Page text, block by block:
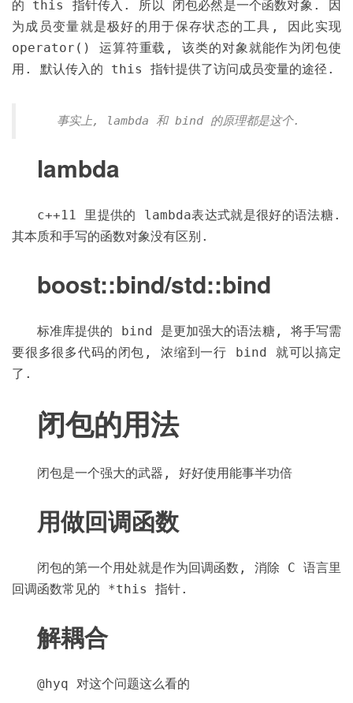
的 this 指针传入. 所以 闭包必然是一个函数对象. 因
为成员变量就是极好的用于保存状态的工具, 因此实现
operator() 运算符重载, 该类的对象就能作为闭包使
用. 默认传入的 this 指针提供了访问成员变量的途径.
事实上, lambda 和 bind 的原理都是这个.
lambda
c++11 里提供的 lambda表达式就是很好的语法糖.
其本质和手写的函数对象没有区别.
boost::bind/std::bind
标准库提供的 bind 是更加强大的语法糖, 将手写需
要很多很多代码的闭包, 浓缩到一行 bind 就可以搞定
了.
闭包的用法
闭包是一个强大的武器, 好好使用能事半功倍
用做回调函数
闭包的第一个用处就是作为回调函数, 消除 C 语言里
回调函数常见的 *this 指针.
解耦合
@hyq 对这个问题这么看的